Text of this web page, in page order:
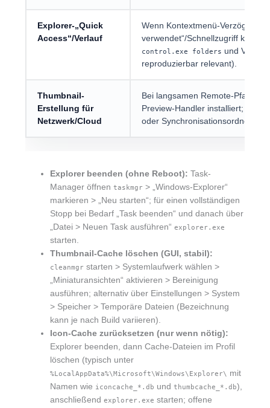
Explorer-„Quick
Access“/Verlauf
Wenn Kontextmenü-
verwendet“/Schnellzugriff
control.exe folders und
reproduzierbar relevant).
Thumbnail-
Erstellung für
Netzwerk/Cloud
Bei langsamen Remote-Pfaden
Preview-Handler installiert;
oder Synchronisationsordner
Explorer beenden (ohne Reboot): Task-
Manager öffnen taskmgr> „Windows-Explorer“
markieren > „Neu starten“; für einen vollständigen
Stopp bei Bedarf „Task beenden“ und danach über
„Datei > Neuen Task ausführen“ explorer.exe
starten.
Thumbnail-Cache löschen (GUI, stabil):
cleanmgrstarten > Systemlaufwerk wählen >
„Miniaturansichten“ aktivieren > Bereinigung
ausführen; alternativ über Einstellungen > System
> Speicher > Temporäre Dateien (Bezeichnung
kann je nach Build variieren).
Icon-Cache zurücksetzen (nur wenn nötig):
Explorer beenden, dann Cache-Dateien im Profil
löschen (typisch unter
%LocalAppData%\Microsoft\Windows\Explorer\ mit
Namen wie iconcache_*.db und thumbcache_*.db),
anschließend explorer.exe starten; offene